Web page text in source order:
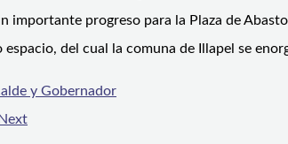
progreso para la Plaza de
del cual la comuna de Illapel se
y Gobernador
Next